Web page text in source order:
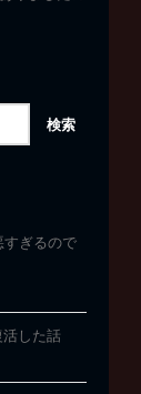
すぎるので
した話